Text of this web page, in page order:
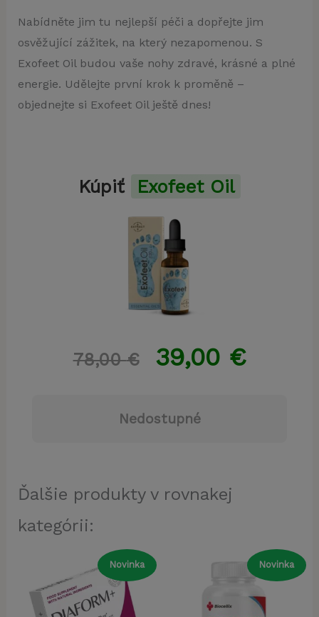
Nabídněte jim tu nejlepší péči a dopřejte jim
osvěžující zážitek, na který nezapomenou. S
Exofeet Oil budou vaše nohy zdravé, krásné a plné
energie. Udělejte první krok k proměně –
objednejte si Exofeet Oil ještě dnes!
Kúpiť Exofeet Oil
78,00€ 39,00 €
Nedostupné
Ďalšie produkty v rovnakej
kategórii:
Novinka Novinka